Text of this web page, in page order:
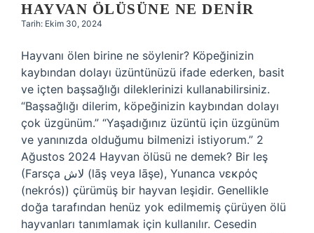
HAYVAN ÖLÜSÜNE NE DENIR
Tarih: Ekim 30, 2024
Hayvanı ölen birine ne söylenir? Köpeğinizin
kaybından dolayı üzüntünüzü ifade ederken, basit
ve içten başsağlığı dileklerinizi kullanabilirsiniz.
“Başsağlığı dilerim, köpeğinizin kaybından dolayı
çok üzgünüm.” “Yaşadığınız üzüntü için üzgünüm
ve yanınızda olduğumu bilmenizi istiyorum.” 2
Ağustos 2024 Hayvan ölüsü ne demek? Bir leş
(Farsça لاش (lāş veya lāşe), Yunanca νεκρός
(nekrós)) çürümüş bir hayvan leşidir. Genellikle
doğa tarafından henüz yok edilmemiş çürüyen ölü
hayvanları tanımlamak için kullanılır. Cesedin